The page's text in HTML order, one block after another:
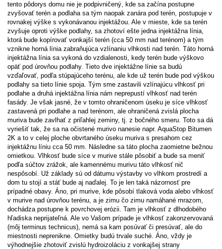
tento pôdorys domu nie je podpivničený, kde sa začína postupne
zvyšovať terén a podlaha sa tým naopak zanára pod terén, postupuje v
rovnakej výške s vykonávanou injektážou. Ale v mieste, kde sa terén
zvyšuje oproti výške podlahy, sa zhotoví ešte jedna injektážna línia,
ktorá bude kopírovať vonkajší terén (cca 50 mm nad terénom) a tým
vznikne horná línia zabraňujúca vzlínaniu vlhkosti nad terén. Táto horná
injektážna línia sa vykoná do vzdialenosti, kedy terén bude výškovo
opäť pod úrovňou podlahy. Tieto dve injektážne línie sa budú
vzďaľovať, podľa stúpajúceho terénu, ale kde už terén bude pod výškou
podlahy sa tieto línie spoja. Tým sme zastavili vzlínajúcu vlhkosť pri
podlahe a druhá injektážna línia nám neprepustí vlhkosť nad terén
fasády. Je však jasné, že v tomto ohraničenom úseku je síce vlhkosť
zastavená pri podlahe a nad terénom, ale ohraničená zvislá plocha
muriva bude zavlhať z priľahlej zeminy, tj. z bočného smeru. Toto sa dá
vyriešiť tak, že sa na očistené murivo nanesie napr. AquaStop Bitumen
2K a to v celej ploche obvrtaného úseku muriva s presahom cez
injektážnu líniu cca 50 mm. Následne sa táto plocha zaomietne bežnou
omietkou. Vlhkosť bude síce v murive stále pôsobiť a bude sa meniť
podľa súčtov zrážok, ale kamennému murivu táto vlhkosť nič
nespôsobí. Už základy sú od dátumu výstavby vo vlhkom prostredí a
dom tu stojí a stáť bude aj naďalej. To je len taká názornosť pre
prípadné obavy. Áno, pri murive, kde pôsobí tlaková voda alebo vlhkosť
v murive nad úrovňou terénu, a je zimu čo zimu namáhané mrazom,
dochádza postupne k povrchovej erózii. Tam je vlhkosť z dlhodobého
hľadiska neprijateľná. Ale vo Vašom prípade je vlhkosť zakonzervovaná
(môj terminus technicus), nemá sa kam posúvať či presúvať, ale do
miestnosti neprenikne. Omietky budú trvale suché. Áno, vždy je
výhodnejšie zhotoviť zvislú hydroizoláciu z vonkajšej strany